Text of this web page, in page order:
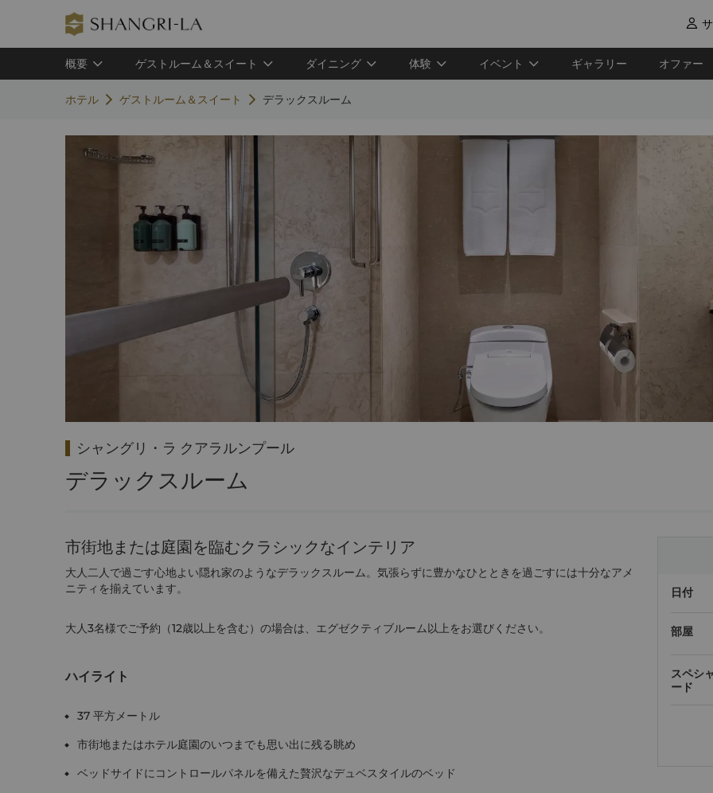

概要 ゲストルーム＆スイート ダイニング 体験 イベント ギャラリー オファー
ホテル ゲストルーム＆スイート デラックスルーム
シャングリ・ラ クアラルンプール
デラックスルーム
市街地または庭園を臨むクラシックなインテリア
大人二人で過ごす心地よい隠れ家のようなデラックスルーム。気張らずに豊かなひとときを過ごすには十分なアメ
ニティを揃えています。
大人3名様でご予約（12歳以上を含む）の場合は、エグゼクティブルーム以上をお選びください。
ハイライト
37 平方メートル
市街地またはホテル庭園のいつまでも思い出に残る眺め
ベッドサイドにコントロールパネルを備えた贅沢なデュベスタイルのベッド
日付
部屋
スペシ
ード